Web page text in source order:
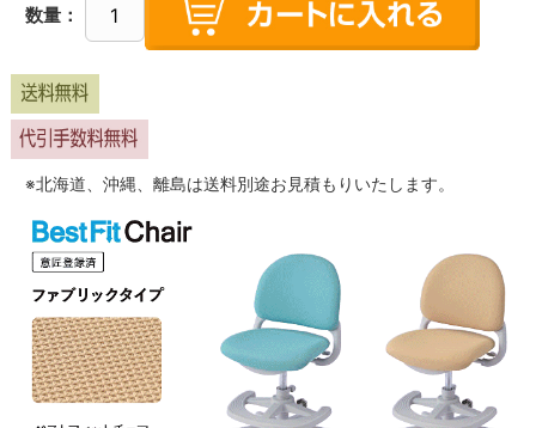
数量：
※北海道、沖縄、離島は送料別途お見積もりいたします。